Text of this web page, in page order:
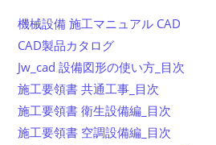
機械設備 施工マニュアル CAD
CAD製品カタログ
Jw_cad 設備図形の使い方_目次
施工要領書 共通工事_目次
施工要領書 衛生設備編_目次
施工要領書 空調設備編_目次